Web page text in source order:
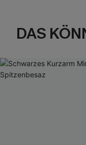
DAS